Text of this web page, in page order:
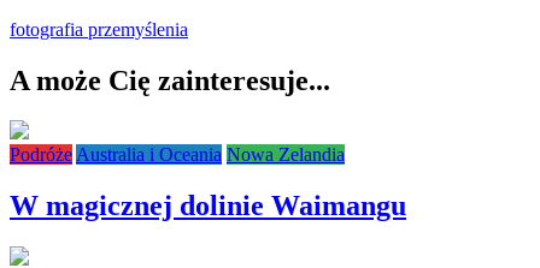
fotografia przemyślenia
A może Cię zainteresuje...
PodróżeAustralia i Oceania Nowa Zelandia
W magicznej dolinie Waimangu